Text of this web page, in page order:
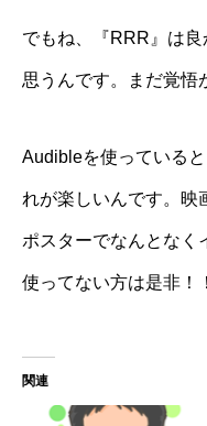
でもね、『RRR』は
思うんです。まだ覚悟
Audibleを使っている
れが楽しいんです。映
ポスターでなんとなく
使ってない方は是非！！
関連